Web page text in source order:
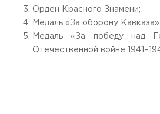
Орден Красного Знамени;
Медаль «За оборону Кавказа»;
Медаль «За победу над
Отечественной войне